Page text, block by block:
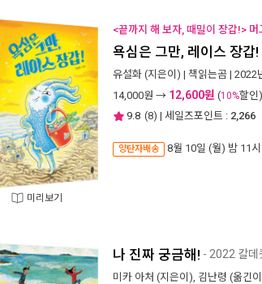
미리보기
<끝까지 해 보자, 때밀이 장갑!>
욕심은 그만, 레이스 장갑!
유설화 (지은이) | 책읽는곰 | 2022
14,000원 → 12,600원 (10%할인
9.8 (8) | 세일즈포인트 : 2,266
양탄자배송 8월 10일 (월) 밤 11시
나 진짜 궁금해! - 2022 칼데
미카 아처 (지은이), 김난령 (옮긴